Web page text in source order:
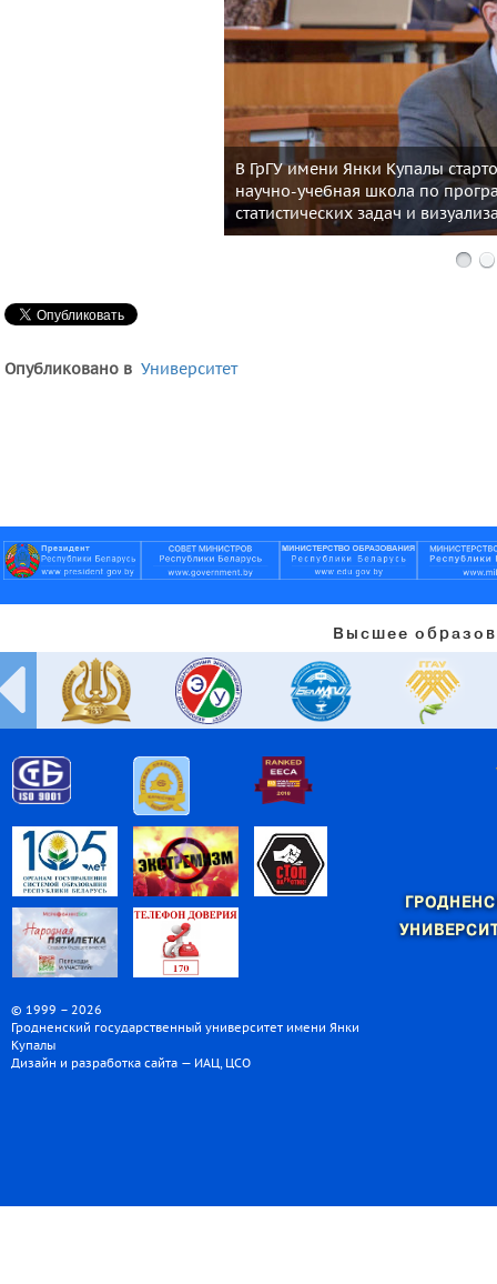
В ГрГУ имени Янки Купалы
научно-учебная школа по
статистических задач и
Опубликовано в Университет
Высшее
© 1999 – 2026
Гродненский государственный университет имени Янки
Купалы
Дизайн и разработка сайта — ИАЦ, ЦСО